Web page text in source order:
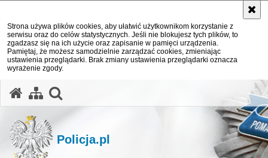
Strona używa plików cookies, aby ułatwić użytkownikom korzystanie z
serwisu oraz do celów statystycznych. Jeśli nie blokujesz tych plików, to
zgadzasz się na ich użycie oraz zapisanie w pamięci urządzenia.
Pamiętaj, że możesz samodzielnie zarządzać cookies, zmieniając
ustawienia przeglądarki. Brak zmiany ustawienia przeglądarki oznacza
wyrażenie zgody.
Policja.pl